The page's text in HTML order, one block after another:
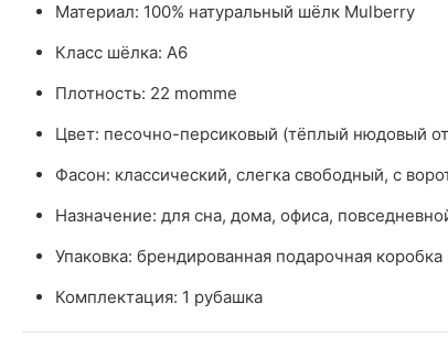
Материал: 100% натуральный шёлк Mulberry
Класс шёлка: A6
Плотность: 22 momme
Цвет: песочно-персиковый (тёплый нюдовый
Фасон: классический, слегка свободный, с
Назначение: для сна, дома, офиса,
Упаковка: брендированная подарочная
Комплектация: 1 рубашка